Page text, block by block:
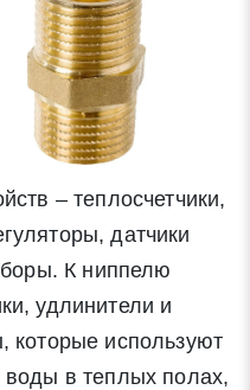
– теплосчетчики,
датчики
К ниппелю
удлинители и
которые используют
в теплых полах,